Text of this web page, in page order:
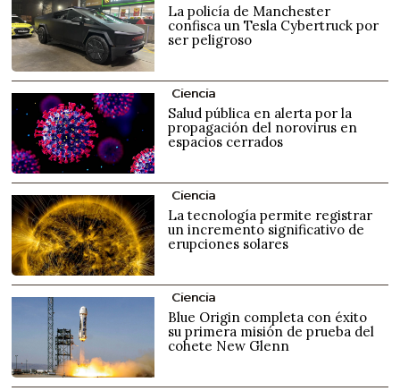
La policía de Manchester
confisca un Tesla Cybertruck por
ser peligroso
Ciencia
Salud pública en alerta por la
propagación del norovirus en
espacios cerrados
Ciencia
La tecnología permite registrar
un incremento significativo de
erupciones solares
Ciencia
Blue Origin completa con éxito
su primera misión de prueba del
cohete New Glenn